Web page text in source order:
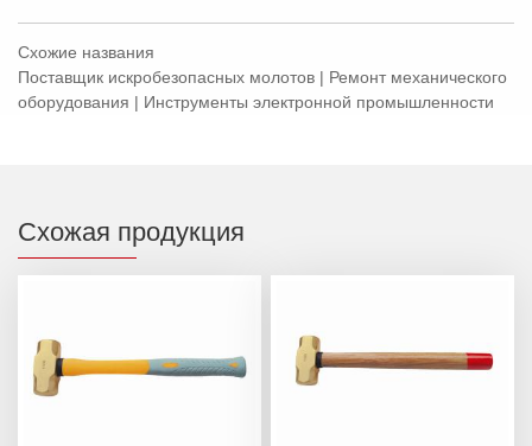
Схожие названия
Поставщик искробезопасных молотов | Ремонт механического
оборудования | Инструменты электронной промышленности
Схожая продукция